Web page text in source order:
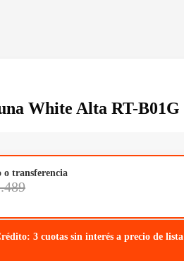
White Alta RT-B01G
o transferencia
3 cuotas sin interés a precio de lista